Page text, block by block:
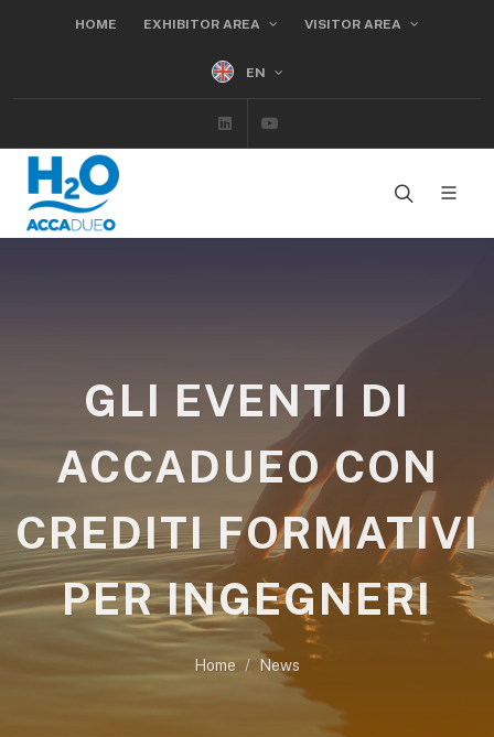
HOME EXHIBITOR AREA VISITOR AREA
EN
Linkedin
GLI EVENTI DI
ACCADUEO CON
CREDITI FORMATIVI
PER INGEGNERI
Home News